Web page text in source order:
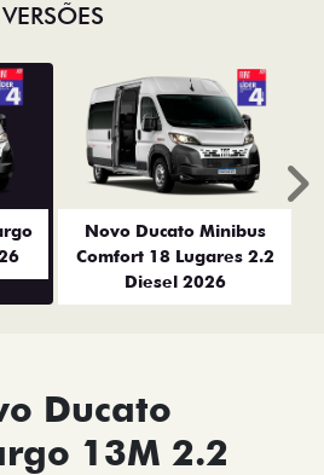
VERSÕES
Novo Ducato Minibus
Comfort 18 Lugares 2.2
Diesel 2026
Ducato
13M 2.2